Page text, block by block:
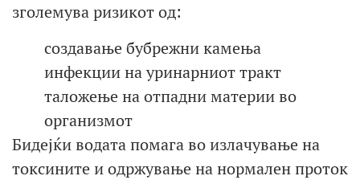
зголемува ризикот од:
создавање бубрежни камења
инфекции на уринарниот тракт
таложење на отпадни материи во
организмот
Бидејќи водата помага во излачување на
токсините и одржување на нормален проток